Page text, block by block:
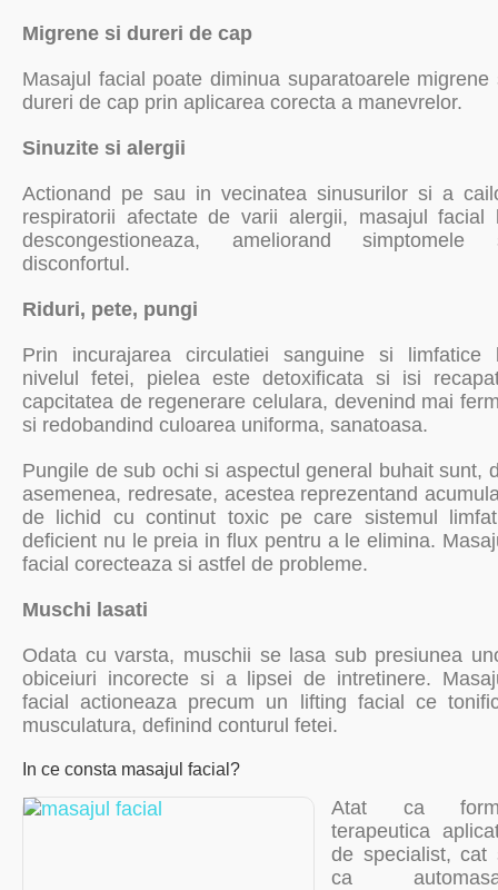
Migrene si dureri de cap
Masajul facial poate diminua suparatoarele migrene
dureri de cap prin aplicarea corecta a manevrelor.
Sinuzite si alergii
Actionand pe sau in vecinatea sinusurilor si a
respiratorii afectate de varii alergii, masajul facial
descongestioneaza, ameliorand simptomele
disconfortul.
Riduri, pete, pungi
Prin incurajarea circulatiei sanguine si limfatice
nivelul fetei, pielea este detoxificata si isi
capcitatea de regenerare celulara, devenind mai
si redobandind culoarea uniforma, sanatoasa.
Pungile de sub ochi si aspectul general buhait sunt,
asemenea, redresate, acestea reprezentand
de lichid cu continut toxic pe care sistemul
deficient nu le preia in flux pentru a le elimina.
facial corecteaza si astfel de probleme.
Muschi lasati
Odata cu varsta, muschii se lasa sub presiunea
obiceiuri incorecte si a lipsei de intretinere.
facial actioneaza precum un lifting facial ce
musculatura, definind conturul fetei.
In ce consta masajul facial?
Atat ca
terapeutica
de specialist, cat
ca